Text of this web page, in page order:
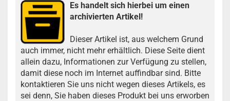
Es handelt sich hierbei um einen
archivierten Artikel!
Dieser Artikel ist, aus welchem Grund
auch immer, nicht mehr erhältlich. Diese Seite dient
allein dazu, Informationen zur Verfügung zu stellen,
damit diese noch im Internet auffindbar sind. Bitte
kontaktieren Sie uns nicht wegen dieses Artikels, es
sei denn, Sie haben dieses Produkt bei uns erworben